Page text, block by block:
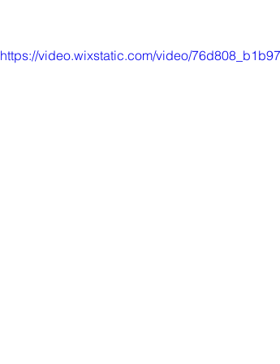
https://video.wixstatic.com/video/